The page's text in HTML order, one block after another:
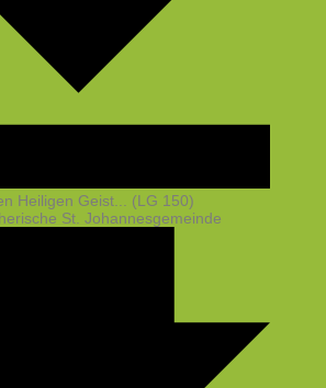
Heiligen Geist... (LG 150)
St. Johannesgemeinde